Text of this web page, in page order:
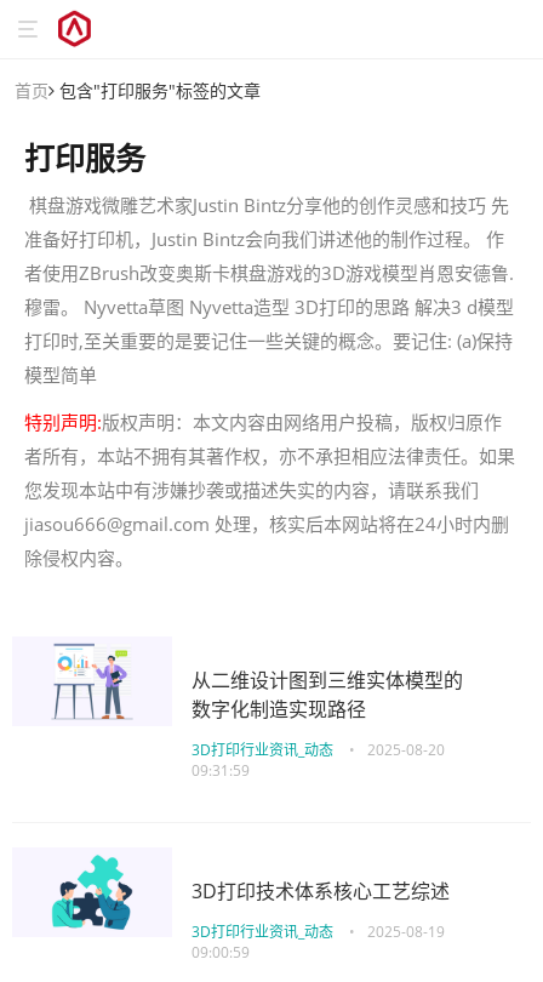
首页 包含"打印服务"标签的文章
打印服务
棋盘游戏微雕艺术家Justin Bintz分享他的创作灵感和技巧 先
准备好打印机，Justin Bintz会向我们讲述他的制作过程。 作
者使用ZBrush改变奥斯卡棋盘游戏的3D游戏模型肖恩安德鲁.
穆雷。 Nyvetta草图 Nyvetta造型 3D打印的思路 解决3 d模型
打印时,至关重要的是要记住一些关键的概念。要记住: (a)保持
模型简单
特别声明:版权声明：本文内容由网络用户投稿，版权归原作
者所有，本站不拥有其著作权，亦不承担相应法律责任。如果
您发现本站中有涉嫌抄袭或描述失实的内容，请联系我们
jiasou666@gmail.com 处理，核实后本网站将在24小时内删
除侵权内容。
从二维设计图到三维实体模型的
数字化制造实现路径
3D打印行业资讯_动态 •
2025-08-20
09:31:59
3D打印技术体系核心工艺综述
3D打印行业资讯_动态 •
2025-08-19
09:00:59